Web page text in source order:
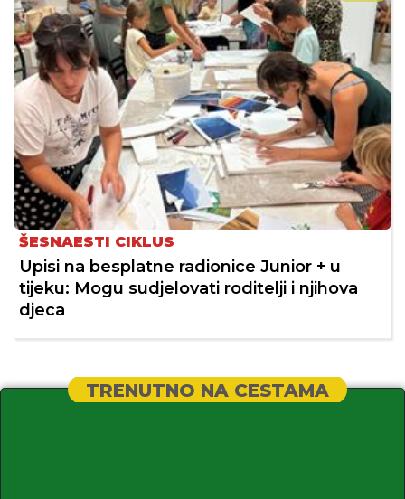
ŠESNAESTI CIKLUS
Upisi na besplatne radionice Junior + u
tijeku: Mogu sudjelovati roditelji i njihova
djeca
TRENUTNO NA CESTAMA